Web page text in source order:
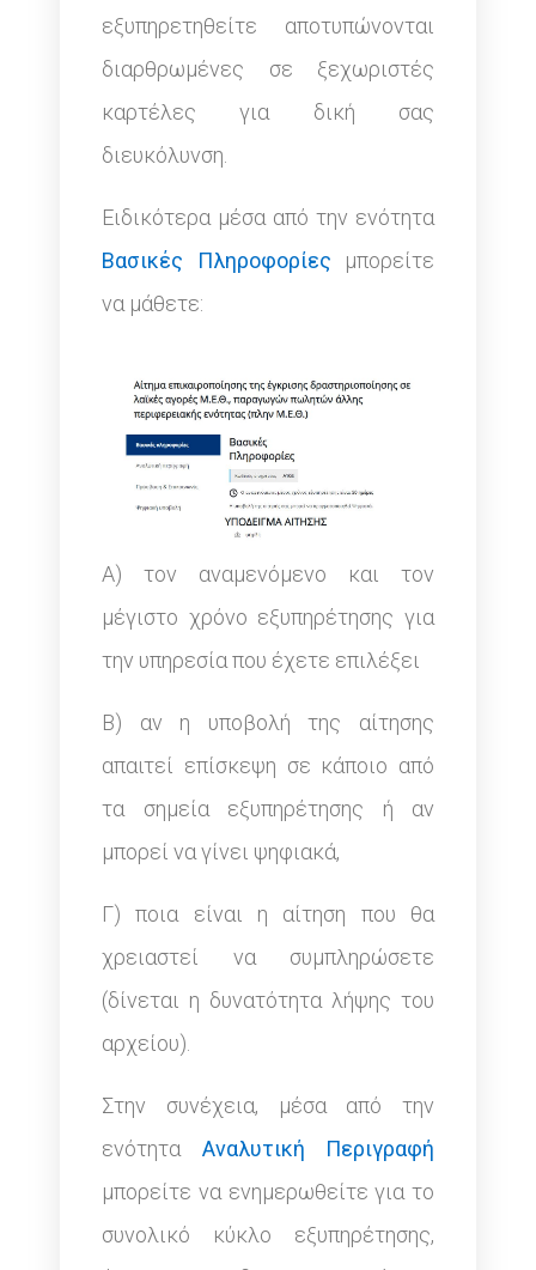
εξυπηρετηθείτε αποτυπώνονται
διαρθρωμένες σε ξεχωριστές
καρτέλες για δική σας
διευκόλυνση.
Ειδικότερα μέσα από την ενότητα
Βασικές Πληροφορίες μπορείτε
να μάθετε:
Α) τον αναμενόμενο και τον
μέγιστο χρόνο εξυπηρέτησης για
την υπηρεσία που έχετε επιλέξει
Β) αν η υποβολή της αίτησης
απαιτεί επίσκεψη σε κάποιο από
τα σημεία εξυπηρέτησης ή αν
μπορεί να γίνει ψηφιακά,
Γ) ποια είναι η αίτηση που θα
χρειαστεί να συμπληρώσετε
(δίνεται η δυνατότητα λήψης του
αρχείου).
Στην συνέχεια, μέσα από την
ενότητα Αναλυτική Περιγραφή
μπορείτε να ενημερωθείτε για το
συνολικό κύκλο εξυπηρέτησης,